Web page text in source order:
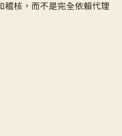
稽核，而不是完全依賴代理